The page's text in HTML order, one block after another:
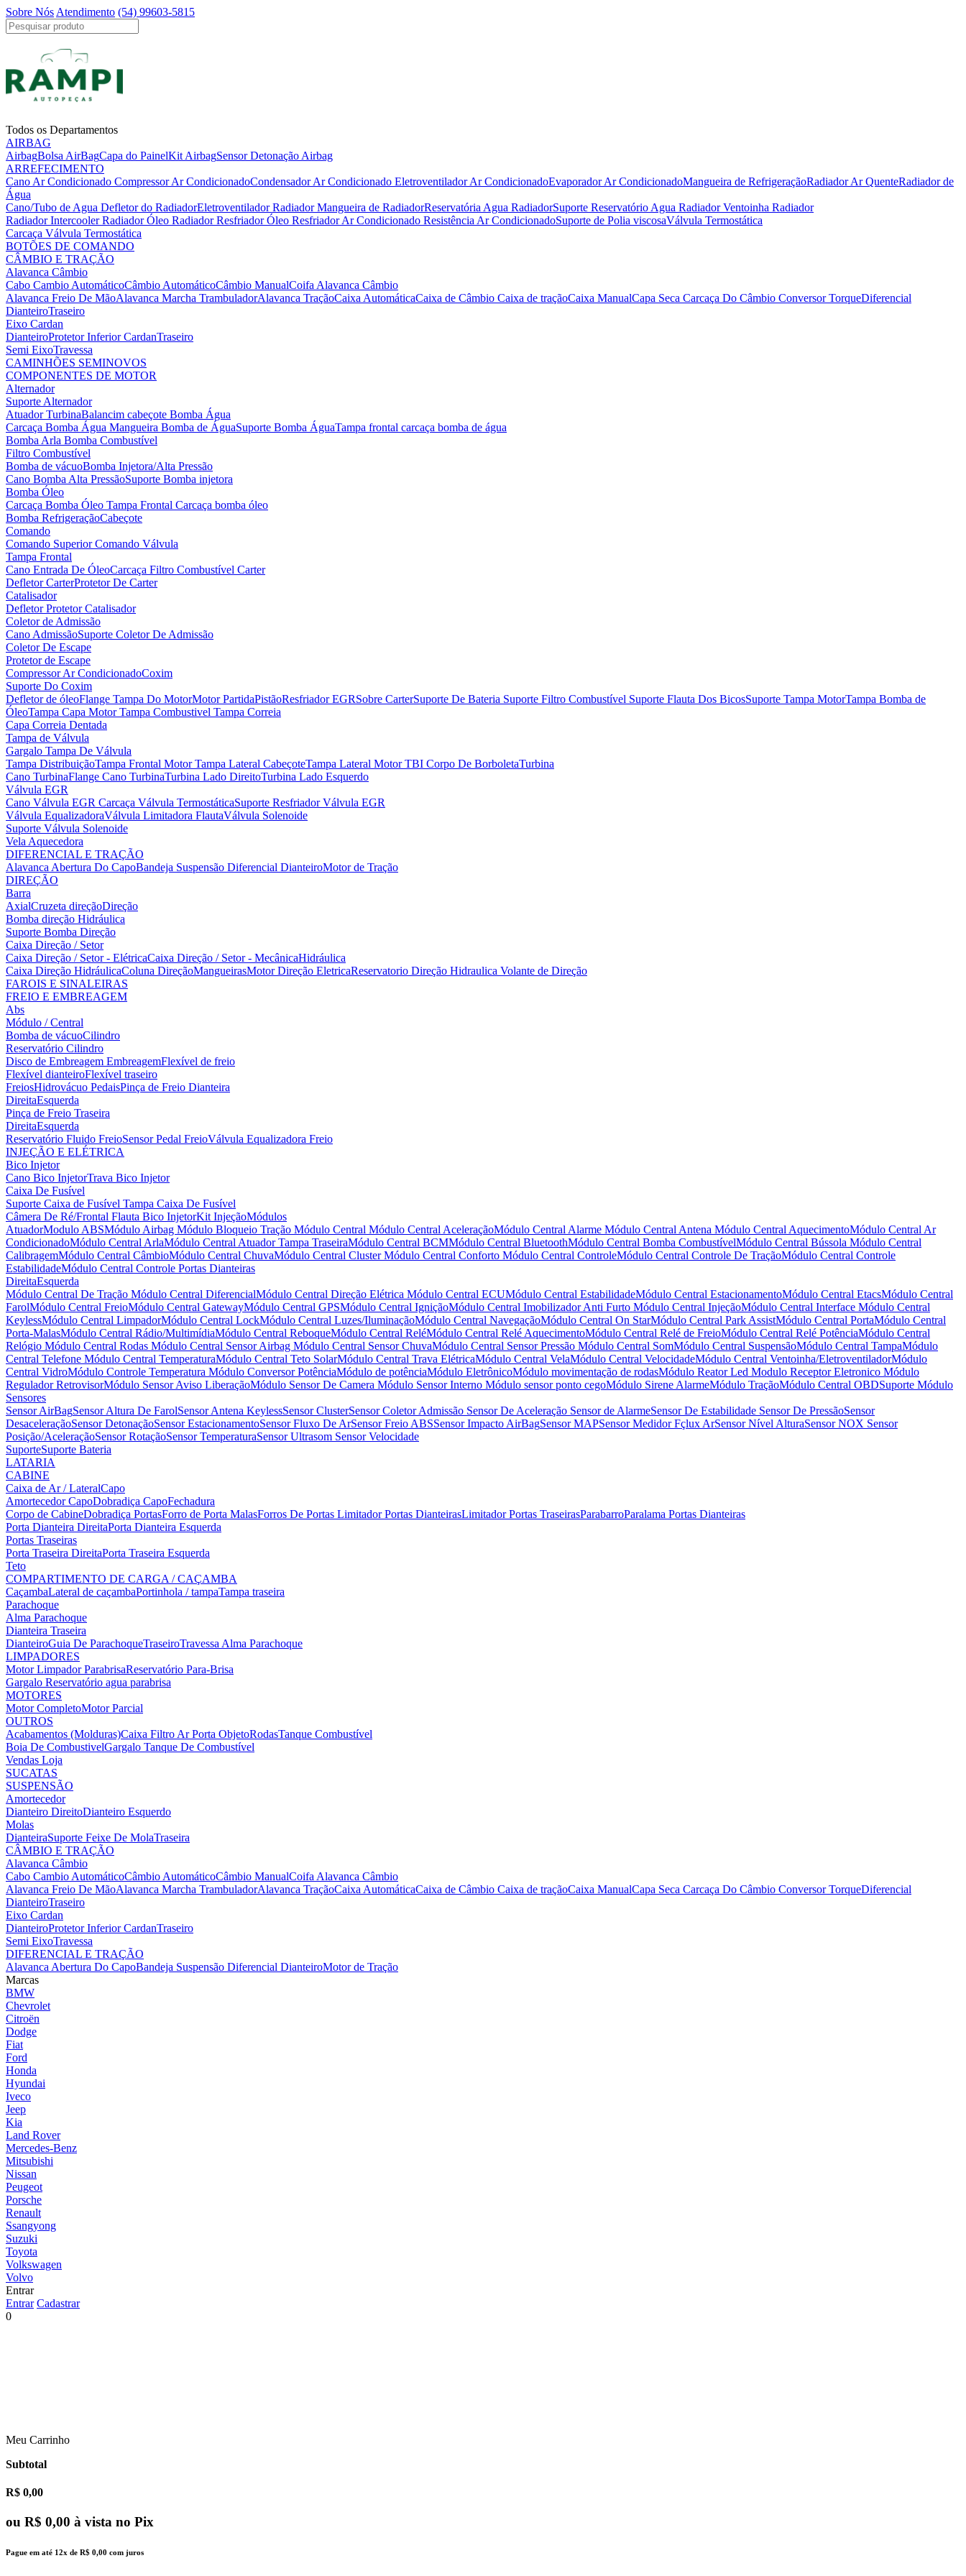
Sobre Nós Atendimento (54) 99603-5815
Todos os Departamentos
AIRBAG
AirbagBolsa AirBagCapa do PainelKit AirbagSensor Detonação Airbag
ARREFECIMENTO
Cano Ar Condicionado Compressor Ar CondicionadoCondensador Ar Condicionado Eletroventilador Ar CondicionadoEvaporador Ar CondicionadoMangueira de RefrigeraçãoRadiador Ar QuenteRadiador de
Água
Cano/Tubo de Agua Defletor do RadiadorEletroventilador RadiadorMangueira de RadiadorReservatória Agua RadiadorSuporte Reservatório Agua RadiadorVentoinha Radiador
Radiador IntercoolerRadiador Óleo Radiador Resfriador Óleo Resfriador Ar Condicionado Resistência Ar CondicionadoSuporte de Polia viscosaVálvula Termostática
Carcaça Válvula Termostática
BOTÕES DE COMANDO
CÂMBIO E TRAÇÃO
Alavanca Câmbio
Cabo Cambio AutomáticoCâmbio AutomáticoCâmbio ManualCoifa Alavanca Câmbio
Alavanca Freio De MãoAlavanca Marcha TrambuladorAlavanca TraçãoCaixa AutomáticaCaixa de Câmbio Caixa de traçãoCaixa ManualCapa Seca Carcaça Do Câmbio Conversor TorqueDiferencial
DianteiroTraseiro
Eixo Cardan
DianteiroProtetor Inferior CardanTraseiro
Semi EixoTravessa
CAMINHÕES SEMINOVOS
COMPONENTES DE MOTOR
Alternador
Suporte Alternador
Atuador TurbinaBalancim cabeçote Bomba Água
Carcaça Bomba Água Mangueira Bomba de ÁguaSuporte Bomba ÁguaTampa frontal carcaça bomba de água
Bomba Arla Bomba Combustível
Filtro Combustível
Bomba de vácuoBomba Injetora/Alta Pressão
Cano Bomba Alta PressãoSuporte Bomba injetora
Bomba Óleo
Carcaça Bomba Óleo Tampa Frontal Carcaça bomba óleo
Bomba RefrigeraçãoCabeçote
Comando
Comando SuperiorComando Válvula
Tampa Frontal
Cano Entrada De ÓleoCarcaça Filtro Combustível Carter
Defletor CarterProtetor De Carter
Catalisador
Defletor Protetor Catalisador
Coletor de Admissão
Cano AdmissãoSuporte Coletor De Admissão
Coletor De Escape
Protetor de Escape
Compressor Ar CondicionadoCoxim
Suporte Do Coxim
Defletor de óleoFlange Tampa Do MotorMotor PartidaPistãoResfriador EGRSobre CarterSuporte De Bateria Suporte Filtro Combustível Suporte Flauta Dos BicosSuporte Tampa MotorTampa Bomba de
ÓleoTampa Capa MotorTampa Combustivel Tampa Correia
Capa Correia Dentada
Tampa de Válvula
Gargalo Tampa De Válvula
Tampa DistribuiçãoTampa Frontal MotorTampa Lateral CabeçoteTampa Lateral MotorTBI Corpo De BorboletaTurbina
Cano TurbinaFlange Cano TurbinaTurbina Lado DireitoTurbina Lado Esquerdo
Válvula EGR
Cano Válvula EGR Carcaça Válvula TermostáticaSuporte Resfriador Válvula EGR
Válvula EqualizadoraVálvula Limitadora FlautaVálvula Solenoide
Suporte Válvula Solenoide
Vela Aquecedora
DIFERENCIAL E TRAÇÃO
Alavanca Abertura Do CapoBandeja Suspensão Diferencial DianteiroMotor de Tração
DIREÇÃO
Barra
AxialCruzeta direçãoDireção
Bomba direção Hidráulica
Suporte Bomba Direção
Caixa Direção / Setor
Caixa Direção / Setor - ElétricaCaixa Direção / Setor - MecânicaHidráulica
Caixa Direção HidráulicaColuna DireçãoMangueirasMotor Direção EletricaReservatorio Direção Hidraulica Volante de Direção
FAROIS E SINALEIRAS
FREIO E EMBREAGEM
Abs
Módulo / Central
Bomba de vácuoCilindro
Reservatório Cilindro
Disco de Embreagem EmbreagemFlexível de freio
Flexível dianteiroFlexível traseiro
FreiosHidrovácuo PedaisPinça de Freio Dianteira
DireitaEsquerda
Pinça de Freio Traseira
DireitaEsquerda
Reservatório Fluido FreioSensor Pedal FreioVálvula Equalizadora Freio
INJEÇÃO E ELÉTRICA
Bico Injetor
Cano Bico InjetorTrava Bico Injetor
Caixa De Fusível
Suporte Caixa de Fusível Tampa Caixa De Fusível
Câmera De Ré/Frontal Flauta Bico InjetorKit InjeçãoMódulos
AtuadorModulo ABSMódulo Airbag Módulo Bloqueio Tração Módulo Central Módulo Central AceleraçãoMódulo Central Alarme Módulo Central Antena Módulo Central AquecimentoMódulo Central Ar
CondicionadoMódulo Central ArlaMódulo Central Atuador Tampa TraseiraMódulo Central BCMMódulo Central BluetoothMódulo Central Bomba CombustívelMódulo Central Bússola Módulo Central
CalibragemMódulo Central CâmbioMódulo Central ChuvaMódulo Central ClusterMódulo Central Conforto Módulo Central ControleMódulo Central Controle De TraçãoMódulo Central Controle
EstabilidadeMódulo Central Controle Portas Dianteiras
DireitaEsquerda
Módulo Central De Tração Módulo Central DiferencialMódulo Central Direção Elétrica Módulo Central ECUMódulo Central EstabilidadeMódulo Central EstacionamentoMódulo Central EtacsMódulo Central
FarolMódulo Central FreioMódulo Central GatewayMódulo Central GPSMódulo Central IgniçãoMódulo Central Imobilizador Anti Furto Módulo Central InjeçãoMódulo Central Interface Módulo Central
KeylessMódulo Central LimpadorMódulo Central LockMódulo Central Luzes/IluminaçãoMódulo Central NavegaçãoMódulo Central On StarMódulo Central Park AssistMódulo Central PortaMódulo Central
Porta-MalasMódulo Central Rádio/MultimídiaMódulo Central ReboqueMódulo Central ReléMódulo Central Relé AquecimentoMódulo Central Relé de FreioMódulo Central Relé PotênciaMódulo Central
Relógio Módulo Central Rodas Módulo Central Sensor Airbag Módulo Central Sensor ChuvaMódulo Central Sensor Pressão Módulo Central SomMódulo Central SuspensãoMódulo Central TampaMódulo
Central Telefone Módulo Central TemperaturaMódulo Central Teto SolarMódulo Central Trava ElétricaMódulo Central VelaMódulo Central VelocidadeMódulo Central Ventoinha/EletroventiladorMódulo
Central VidroMódulo Controle Temperatura Módulo Conversor PotênciaMódulo de potênciaMódulo EletrônicoMódulo movimentação de rodasMódulo Reator Led Modulo Receptor Eletronico Módulo
Regulador RetrovisorMódulo Sensor Aviso LiberaçãoMódulo Sensor De Camera Módulo Sensor Interno Módulo sensor ponto cegoMódulo Sirene AlarmeMódulo TraçãoMódulo Central OBDSuporte Módulo
Sensores
Sensor AirBagSensor Altura De FarolSensor Antena KeylessSensor ClusterSensor Coletor Admissão Sensor De Aceleração Sensor de AlarmeSensor De Estabilidade Sensor De PressãoSensor
DesaceleraçãoSensor DetonaçãoSensor EstacionamentoSensor Fluxo De ArSensor Freio ABSSensor Impacto AirBagSensor MAPSensor Medidor Fçlux ArSensor Nível AlturaSensor NOX Sensor
Posição/AceleraçãoSensor RotaçãoSensor TemperaturaSensor Ultrasom Sensor Velocidade
SuporteSuporte Bateria
LATARIA
CABINE
Caixa de Ar / LateralCapo
Amortecedor CapoDobradiça CapoFechadura
Corpo de CabineDobradiça PortasForro de Porta MalasForros De Portas Limitador Portas DianteirasLimitador Portas TraseirasParabarroParalama Portas Dianteiras
Porta Dianteira DireitaPorta Dianteira Esquerda
Portas Traseiras
Porta Traseira DireitaPorta Traseira Esquerda
Teto
COMPARTIMENTO DE CARGA / CAÇAMBA
CaçambaLateral de caçambaPortinhola / tampaTampa traseira
Parachoque
Alma Parachoque
Dianteira Traseira
DianteiroGuia De ParachoqueTraseiroTravessa Alma Parachoque
LIMPADORES
Motor Limpador ParabrisaReservatório Para-Brisa
Gargalo Reservatório agua parabrisa
MOTORES
Motor CompletoMotor Parcial
OUTROS
Acabamentos (Molduras)Caixa Filtro ArPorta ObjetoRodasTanque Combustível
Boia De CombustivelGargalo Tanque De Combustível
Vendas Loja
SUCATAS
SUSPENSÃO
Amortecedor
Dianteiro DireitoDianteiro Esquerdo
Molas
DianteiraSuporte Feixe De MolaTraseira
CÂMBIO E TRAÇÃO
Alavanca Câmbio
Cabo Cambio AutomáticoCâmbio AutomáticoCâmbio ManualCoifa Alavanca Câmbio
Alavanca Freio De MãoAlavanca Marcha TrambuladorAlavanca TraçãoCaixa AutomáticaCaixa de Câmbio Caixa de traçãoCaixa ManualCapa Seca Carcaça Do Câmbio Conversor TorqueDiferencial
DianteiroTraseiro
Eixo Cardan
DianteiroProtetor Inferior CardanTraseiro
Semi EixoTravessa
DIFERENCIAL E TRAÇÃO
Alavanca Abertura Do CapoBandeja Suspensão Diferencial DianteiroMotor de Tração
Marcas
BMW
Chevrolet
Citroën
Dodge
Fiat
Ford
Honda
Hyundai
Iveco
Jeep
Kia
Land Rover
Mercedes-Benz
Mitsubishi
Nissan
Peugeot
Porsche
Renault
Ssangyong
Suzuki
Toyota
Volkswagen
Volvo
Entrar
Entrar Cadastrar
0
Meu Carrinho
Subtotal
R$ 0,00
ou R$ 0,00 à vista no Pix
Pague em até 12x de R$ 0,00 com juros